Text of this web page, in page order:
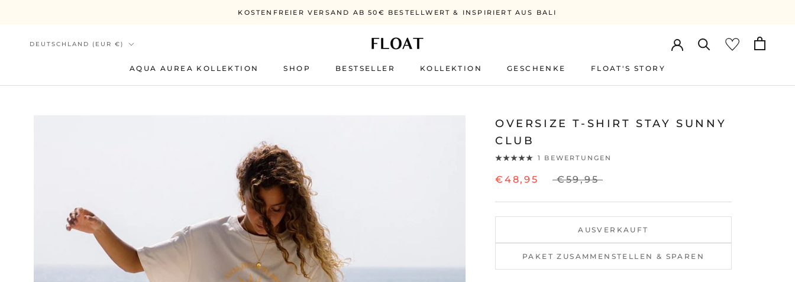
KOSTENFREIER VERSAND AB 50€ BESTELLWERT & INSPIRIERT AUS BALI
AQUA AUREA KOLLEKTION
SHOP
BESTSELLER
KOLLEKTION GESCHENKE
FLOAT'S STORY
Land/Region
DEUTSCHLAND (EUR €)
OVERSIZE T-SHIRT STAY SUNNY
CLUB
1 BEWERTUNGEN
€48,95 €59,95
AUSVERKAUFT
PAKET ZUSAMMENSTELLEN & SPAREN